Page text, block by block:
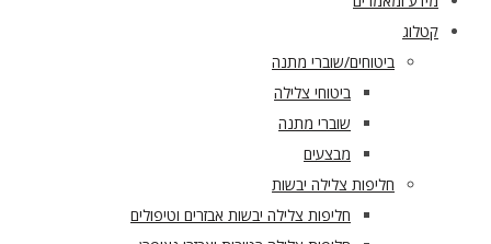
ביטוחים/שוברי מתנה
ביטוחי צלילה
שוברי מתנה
מבצעים
חליפות צלילה יבשות
חליפות צלילה יבשות אבזרים וטיפולים